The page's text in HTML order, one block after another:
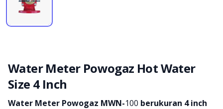
Water Meter Powogaz Hot Water
Size 4 Inch
Product information
Water Meter Powogaz MWN-100 berukuran 4 inch